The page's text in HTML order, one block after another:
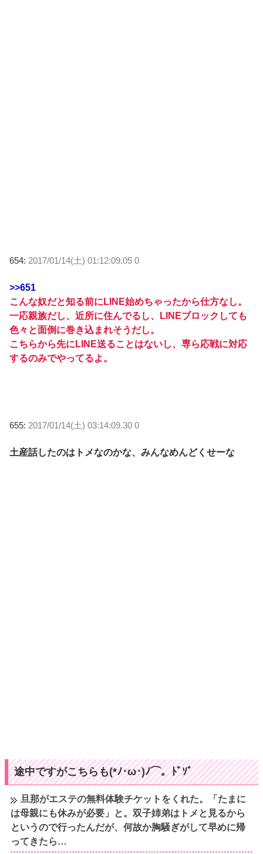
654: 2017/01/14(土) 01:12:09.05 0
>>651
こんな奴だと知る前にLINE始めちゃったから仕方なし。
一応親族だし、近所に住んでるし、LINEブロックしても
色々と面倒に巻き込まれそうだし。
こちらから先にLINE送ることはないし、専ら応戦に対応
するのみでやってるよ。
655: 2017/01/14(土) 03:14:09.30 0
土産話したのはトメなのかな、みんなめんどくせーな
途中ですがこちらも(*ﾉ･ω･)ﾉ⌒。ﾄﾞｿﾞ
旦那がエステの無料体験チケットをくれた。「たまに
は母親にも休みが必要」と。双子姉弟はトメと見るから
というので行ったんだが、何故か胸騒ぎがして早めに帰
ってきたら…